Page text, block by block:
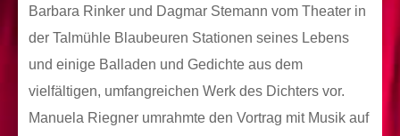
Barbara Rinker und Dagmar Stemann vom Theater in
der Talmühle Blaubeuren Stationen seines Lebens
und einige Balladen und Gedichte aus dem
vielfältigen, umfangreichen Werk des Dichters vor.
Manuela Riegner umrahmte den Vortrag mit Musik auf